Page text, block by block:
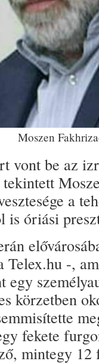
Moszen
vont be az
a
is óriási
Telex.hu -,
egy
körzetben
fekete
mintegy 12